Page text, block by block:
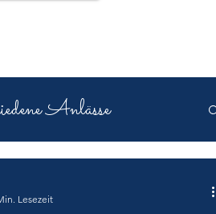
Anlässe
Lesezeit